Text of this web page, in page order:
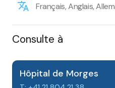
Français, Anglais,
Consulte à
Hôpital de Morges